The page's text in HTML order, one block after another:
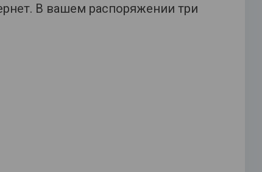
В вашем распоряжении три